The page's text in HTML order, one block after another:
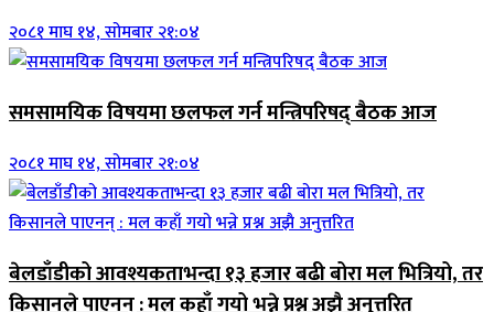
२०८१ माघ १४, सोमबार २१:०४
समसामयिक विषयमा छलफल गर्न मन्त्रिपरिषद् बैठक आज
२०८१ माघ १४, सोमबार २१:०४
बेलडाँडीको आवश्यकताभन्दा १३ हजार बढी बोरा मल भित्रियो, तर
किसानले पाएनन् : मल कहाँ गयो भन्ने प्रश्न अझै अनुत्तरित